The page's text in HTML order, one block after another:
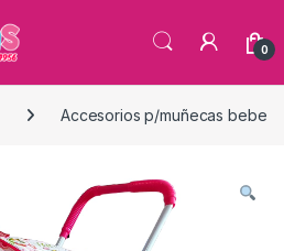
0
Accesorios p/muñecas bebe